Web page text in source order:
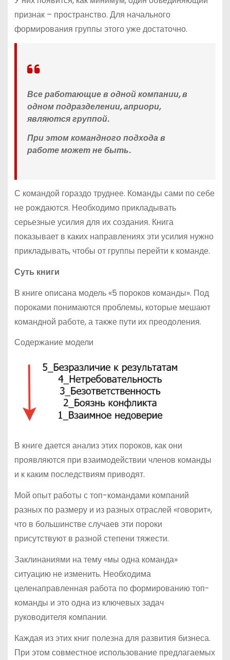
признак – пространство. Для начального
формирования группы этого уже достаточно.
Все работающие в одной компании, в
одном подразделении, априори,
являются группой.
При этом командного подхода в
работе может не быть.
С командой гораздо труднее. Команды сами по себе
не рождаются. Необходимо прикладывать
серьезные усилия для их создания. Книга
показывает в каких направлениях эти усилия нужно
прикладывать, чтобы от группы перейти к команде.
Суть книги
В книге описана модель «5 пороков команды». Под
пороками понимаются проблемы, которые мешают
командной работе, а также пути их преодоления.
Содержание модели
В книге дается анализ этих пороков, как они
проявляются при взаимодействии членов команды
и к каким последствиям приводят.
Мой опыт работы с топ-командами компаний
разных по размеру и из разных отраслей «говорит»,
что в большинстве случаев эти пороки
присутствуют в разной степени тяжести.
Заклинаниями на тему «мы одна команда»
ситуацию не изменить. Необходима
целенаправленная работа по формированию топ-
команды и это одна из ключевых задач
руководителя компании.
Каждая из этих книг полезна для развития бизнеса.
При этом совместное использование предлагаемых